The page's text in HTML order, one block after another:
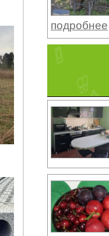
подробнее